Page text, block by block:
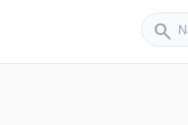
search
Sender